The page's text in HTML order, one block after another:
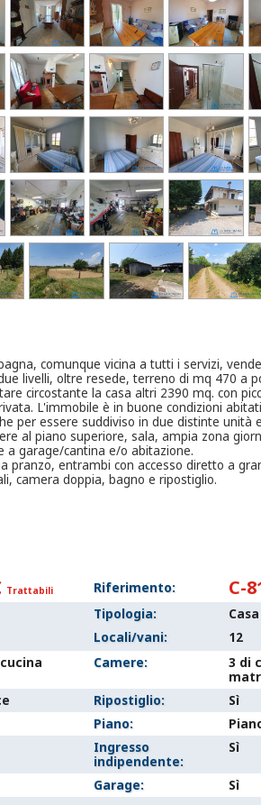
comunque vicina a tutti i servizi,
livelli, oltre resede, terreno di mq 470 a
circostante la casa altri 2390 mq. con
L'immobile è in buone condizioni
per essere suddiviso in due distinte unità
al piano superiore, sala, ampia zona
a garage/cantina e/o abitazione.
pranzo, entrambi con accesso diretto a
camera doppia, bagno e ripostiglio.
Trattabili Riferimento: C-
Tipologia:
Locali/vani:
12
Camere:
3 di
Ripostiglio:
Sì
Piano:
Ingresso
indipendente:
Sì
Garage: Sì